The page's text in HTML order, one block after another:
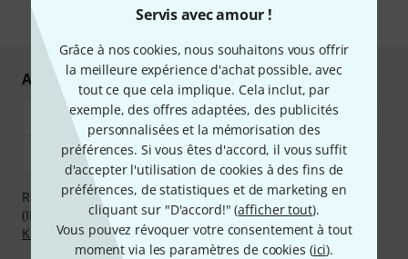
Servis avec amour !
Grâce à nos cookies, nous souhaitons vous offrir
la meilleure expérience d'achat possible, avec
tout ce que cela implique. Cela inclut, par
exemple, des offres adaptées, des publicités
personnalisées et la mémorisation des
préférences. Si vous êtes d'accord, il vous suffit
d'accepter l'utilisation de cookies à des fins de
préférences, de statistiques et de marketing en
cliquant sur "D'accord!" (afficher tout).
Vous pouvez révoquer votre consentement à tout
moment via les paramètres de cookies (ici).
* Requis
Achetez et payez en toute sécurité
Réglez de manière sûre et sécurisée par Virement
(IBAN/BIC), PayPal, Amazon Pay,Klarna Payer Maintenant
Klarna Payer en 3 foisou Carte de crédit.